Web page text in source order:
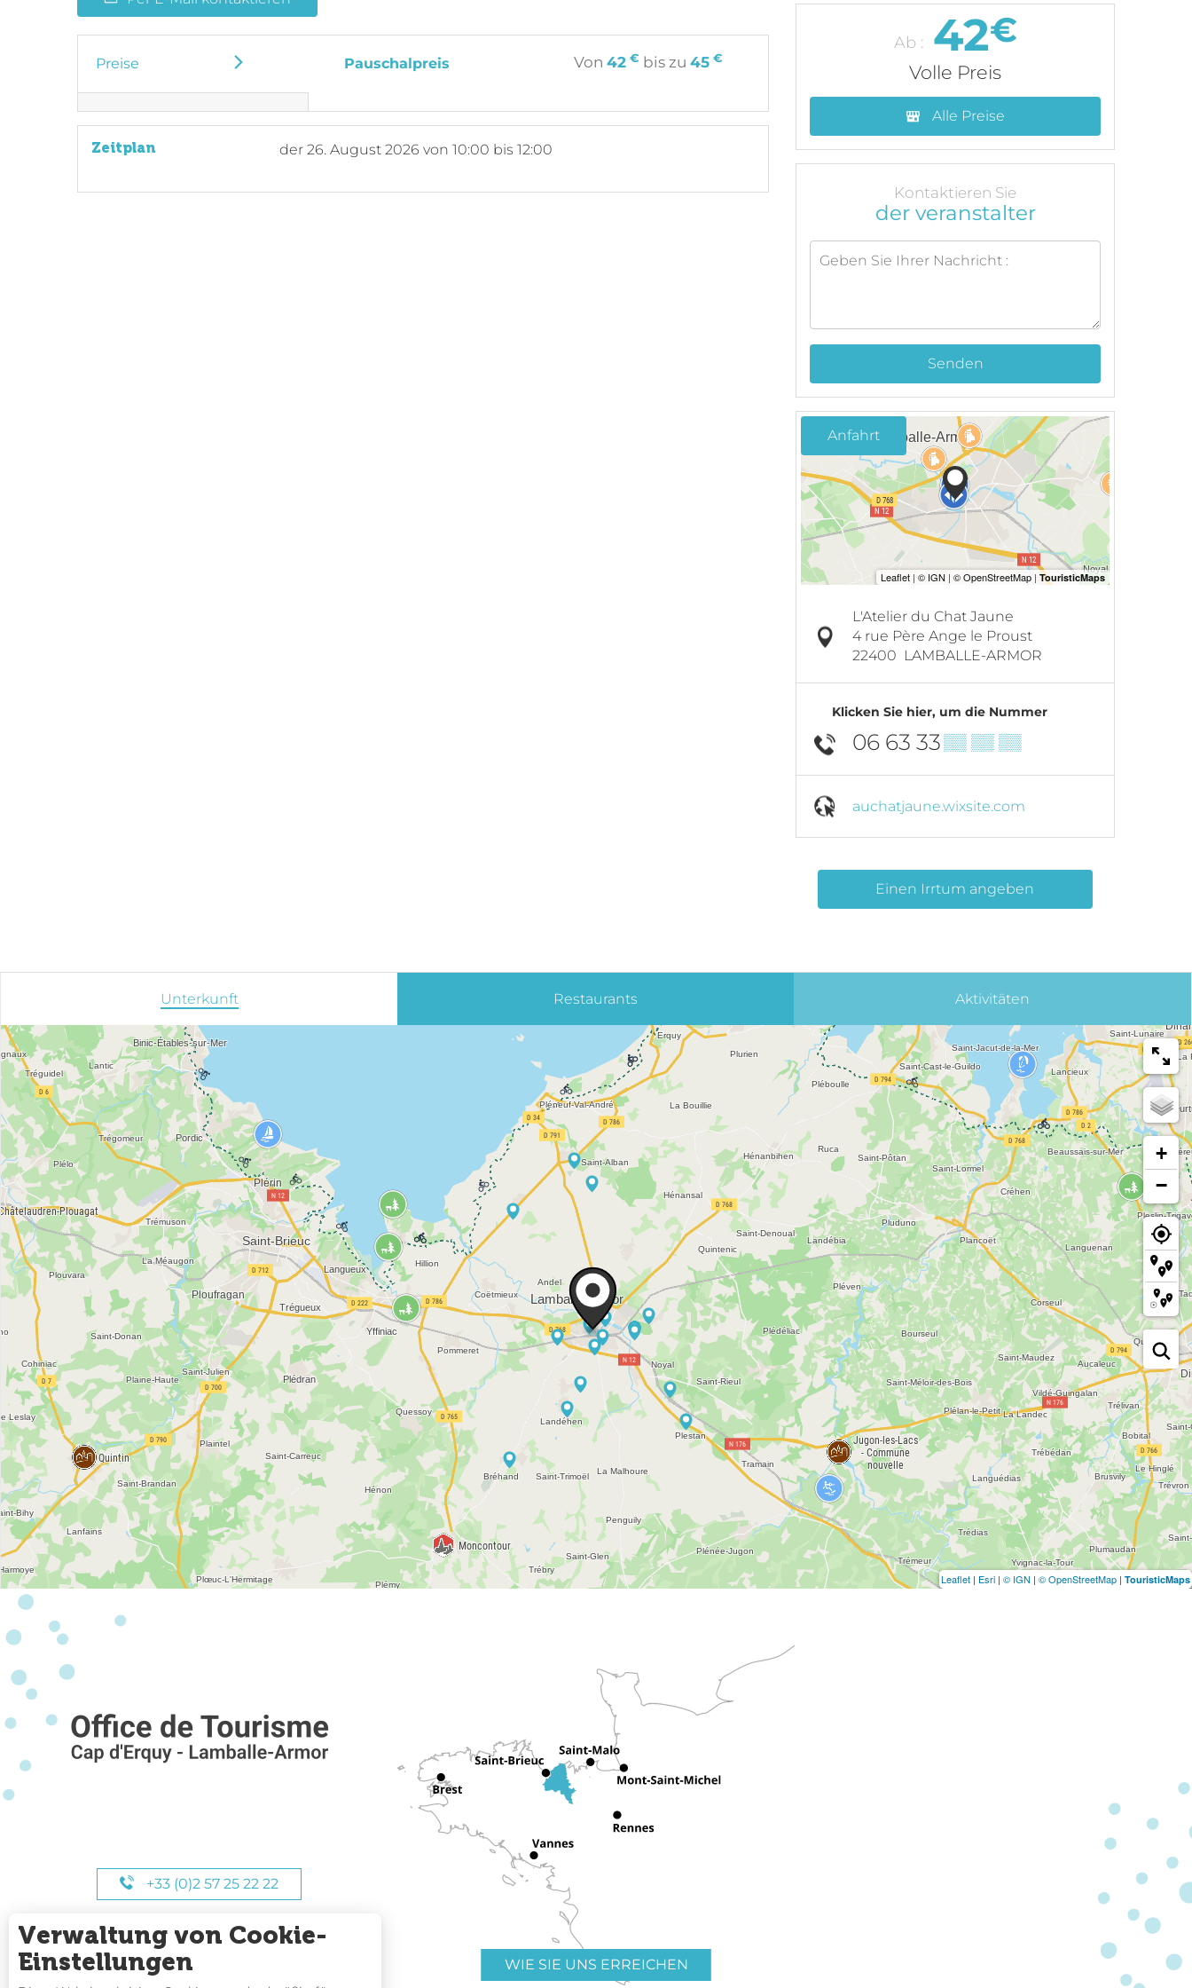
Preise Pauschalpreis Von42 € bis zu45 €
Zeitplan der 26. August 2026 von 10:00 bis 12:00
Ab : 42€
Volle Preis
Alle Preise
Kontaktieren Sie
der veranstalter
Senden
Anfahrt
L'Atelier du Chat Jaune
4 rue Père Ange le Proust
22400 LAMBALLE-ARMOR
Klicken Sie hier, um die Nummer
06 63 33▒▒ ▒▒ ▒▒
auchatjaune.wixsite.com
Einen Irrtum angeben
Unterkunft Restaurants Aktivitäten
+
−
Leaflet | Esri | © IGN | © OpenStreetMap | TouristicMaps
+33 (0)2 57 25 22 22
UNSERE STUNDEN
WIE SIE UNS ERREICHEN
Verwaltung von Cookie-
Einstellungen